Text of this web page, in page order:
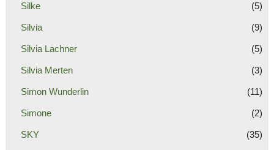
Silke (5)
Silvia (9)
Silvia Lachner (5)
Silvia Merten (3)
Simon Wunderlin (11)
Simone (2)
SKY (35)